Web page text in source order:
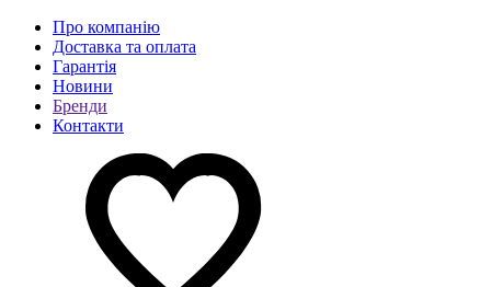
Про компанію
Доставка та оплата
Гарантія
Новини
Бренди
Контакти